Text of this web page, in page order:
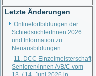
Letzte Änderungen
Onlinefortbildungen der
SchiedsrichterInnen 2026
und Information zu
Neuausbildungen
11. DCC Einzelmeisterschaft
Senioren/innen A/B/C vom